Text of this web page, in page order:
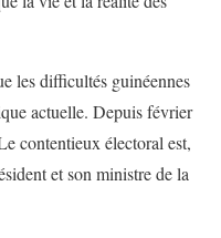
les difficultés guinéennes
actuelle. Depuis février
contentieux électoral est,
et son ministre de la